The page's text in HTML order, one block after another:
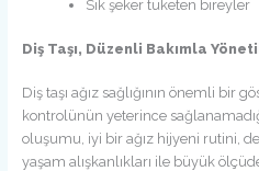
Sık şeker tüketen bireyler
Diş Taşı, Düzenli Bakımla
Diş taşı ağız sağlığının önemli bir
kontrolünün yeterince
oluşumu, iyi bir ağız hijyeni rutini,
yaşam alışkanlıkları ile büyük